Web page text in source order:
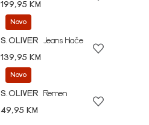
199,95 KM
Novo
S.OLIVER
Jeans hlače
139,95 KM
Novo
S.OLIVER
Remen
49,95 KM